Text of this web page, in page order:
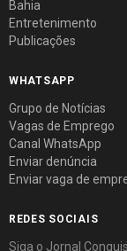
Bahia
Entretenimento
Publicações
WHATSAPP
Grupo de Notícias
Vagas de Emprego
Canal WhatsApp
Enviar denúncia
Enviar vaga de
REDES SOCIAIS
Siga o Jornal